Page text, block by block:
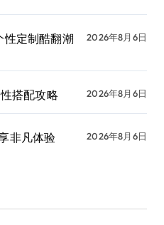
性定制酷翻潮
2026年8月6日
搭配攻略 2026年8月6日
非凡体验 2026年8月6日